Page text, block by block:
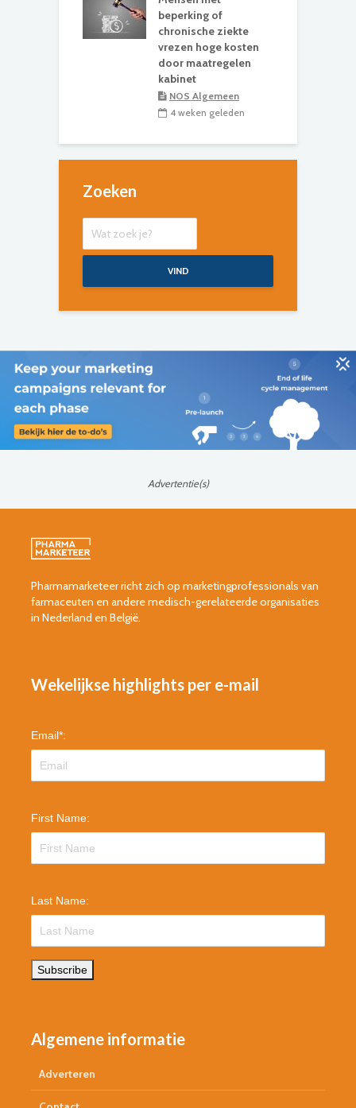
beperking of
chronische ziekte
vrezen hoge kosten
door maatregelen
kabinet
NOS Algemeen
4 weken geleden
Zoeken
VIND
Advertentie(s)
Pharmamarketeer richt zich op marketingprofessionals van
farmaceuten en andere medisch-gerelateerde organisaties
in Nederland en België.
Wekelijkse highlights per e-mail
Email*:
First Name:
Last Name:
Subscribe
Algemene informatie
Adverteren